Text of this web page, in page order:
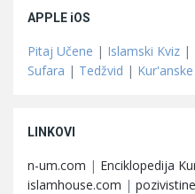
APPLE iOS
Pitaj Učene | Islamski Kviz |
Sufara | Tedžvid |
LINKOVI
n-um.com | Enciklopedija
islamhouse.com |